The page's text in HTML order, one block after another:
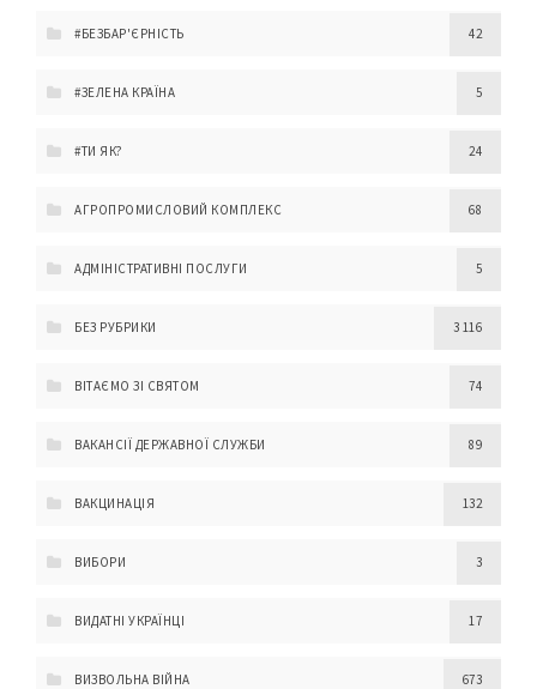
#БЕЗБАР'ЄРНІСТЬ 42
#ЗЕЛЕНА КРАЇНА 5
#ТИ ЯК? 24
АГРОПРОМИСЛОВИЙ КОМПЛЕКС 68
АДМІНІСТРАТИВНІ ПОСЛУГИ 5
БЕЗ РУБРИКИ 3 116
ВІТАЄМО ЗІ СВЯТОМ 74
ВАКАНСІЇ ДЕРЖАВНОЇ СЛУЖБИ 89
ВАКЦИНАЦІЯ 132
ВИБОРИ 3
ВИДАТНІ УКРАЇНЦІ 17
ВИЗВОЛЬНА ВІЙНА 673